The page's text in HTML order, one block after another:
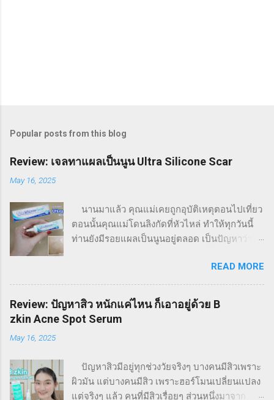
Popular posts from this blog
Review: เจลทาแผลเป็นนูน Ultra Silicone Scar
May 16, 2025
นานมาแล้ว คุณแม่เคยถูกอุบัติเหตุตอนไปเที่ยว
ตอนนั้นคุณแม่โดนลิงกัดที่หัวไหล่ ทำให้ทุกวันนี้
ท่านยังมีรอยแผลเป็นนูนอยู่ตลอด เป็นปัญหาว่าจะ
จากรอยแผลเป็นนูนที่เหลือทิ้งไว้ แม้ว่าเหตุการณ์
จะผ่านมานานมากแล้วก็ตาม พอดีเราเห็นเจลลด
รอยแผลเป็น เลยลองซื้อมาให้แม่ใช้ดู แล้ววันนี้จะ
มารีวิวว่าใช้แล้วเป็นยังไงบ้างค่ะ เจลทาแก้รอย
ขึ้น พร้อมทั้งปรับสีของแผลเป็นให้สม่ำเสมอ มีส่วน
ผสมของวิตามินซี และวิตามินอี ช่วยลดเลือนรอย
READ MORE
Review: ปัญหาสิว หนักแค่ไหน ก็เอาอยู่ด้วย B
zkin Acne Spot Serum
May 16, 2025
ปัญหาสิวมีอยู่ทุกช่วงวัยจริงๆ บางคนมีสิวเพราะ
ผิวมัน แต่บางคนมีสิว เพราะฮอร์โมนเปลี่ยนแปลง
แต่จริงๆ แล้ว คนที่มีสิวเรื่อยๆ ส่วนหนึ่งมาจาก